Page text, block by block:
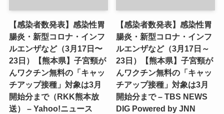
【感染者数発表】感染性胃
腸炎・新型コロナ・インフ
ルエンザなど（3月17日〜
23日）【熊本県】子宮頸が
んワクチン無料の「キャッ
チアップ接種」対象は3月
開始分まで（RKK熊本放
送） – Yahoo!ニュース
【感染者数発表】感染性胃
腸炎・新型コロナ・インフ
ルエンザなど（3月17日～
23日）【熊本県】子宮頸が
んワクチン無料の「キャッ
チアップ接種」対象は3月
開始分まで – TBS NEWS
DIG Powered by JNN